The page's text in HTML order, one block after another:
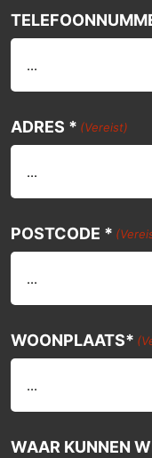
ADRES * (Vereist)
POSTCODE *
WOONPLAATS*
WAAR KUNNEN